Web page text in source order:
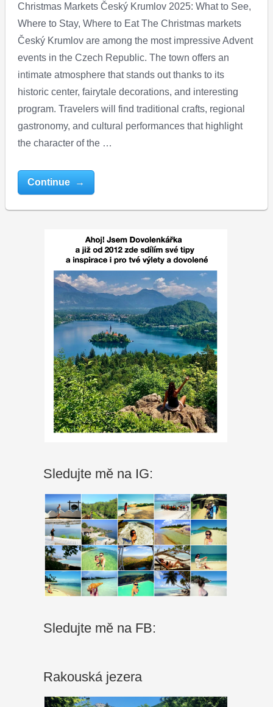
Christmas Markets Český Krumlov 2025: What to See,
Where to Stay, Where to Eat The Christmas markets
Český Krumlov are among the most impressive Advent
events in the Czech Republic. The town offers an
intimate atmosphere that stands out thanks to its
historic center, fairytale decorations, and interesting
program. Travelers will find traditional crafts, regional
gastronomy, and cultural performances that highlight
the character of the …
Continue →
Sledujte mě na IG:
Sledujte mě na FB:
Rakouská jezera